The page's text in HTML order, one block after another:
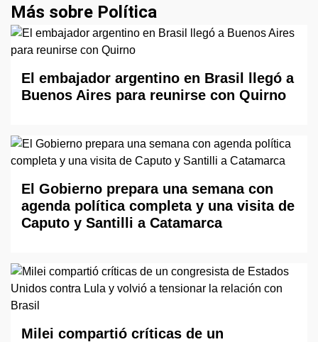
Más sobre Política
El embajador argentino en Brasil llegó a
Buenos Aires para reunirse con Quirno
El Gobierno prepara una semana con
agenda política completa y una visita de
Caputo y Santilli a Catamarca
Milei compartió críticas de un